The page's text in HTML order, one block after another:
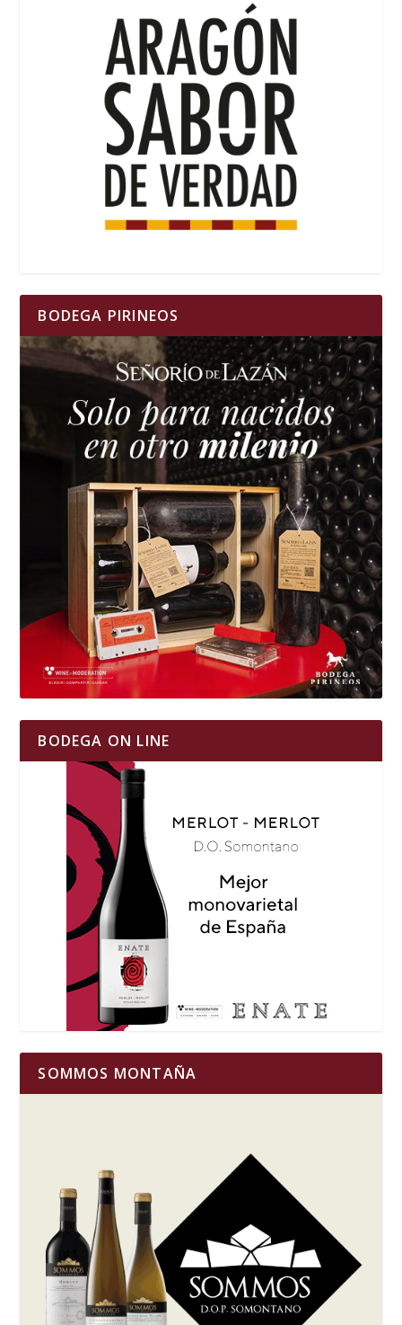
BODEGA PIRINEOS
BODEGA ON LINE
SOMMOS MONTAÑA